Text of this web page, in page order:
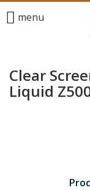
menu
Clear
Liquid